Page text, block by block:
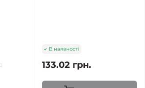
В наявності
133.02 грн.